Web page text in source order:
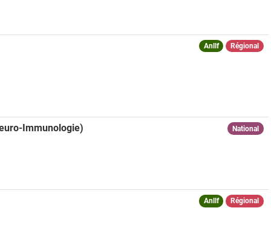
Régional
Anllf
National
Immunologie)
Régional
Anllf